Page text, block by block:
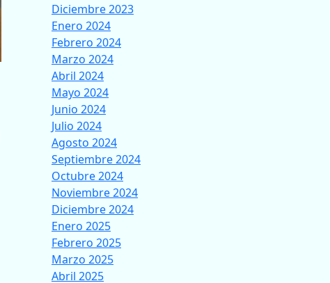
Diciembre 2023
Enero 2024
Febrero 2024
Marzo 2024
Abril 2024
Mayo 2024
Junio 2024
Julio 2024
Agosto 2024
Septiembre 2024
Octubre 2024
Noviembre 2024
Diciembre 2024
Enero 2025
Febrero 2025
Marzo 2025
Abril 2025